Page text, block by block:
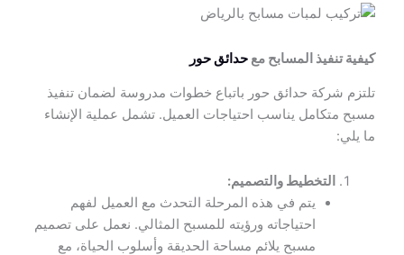
كيفية تنفيذ المسابح معحدائق حور
تلتزم شركة حدائق حور باتباع خطوات مدروسة لضمان تنفيذ
مسبح متكامل يناسب احتياجات العميل. تشمل عملية الإنشاء
ما يلي:
التخطيط والتصميم:
يتم في هذه المرحلة التحدث مع العميل لفهم
احتياجاته ورؤيته للمسبح المثالي. نعمل على تصميم
مسبح يلائم مساحة الحديقة وأسلوب الحياة، مع